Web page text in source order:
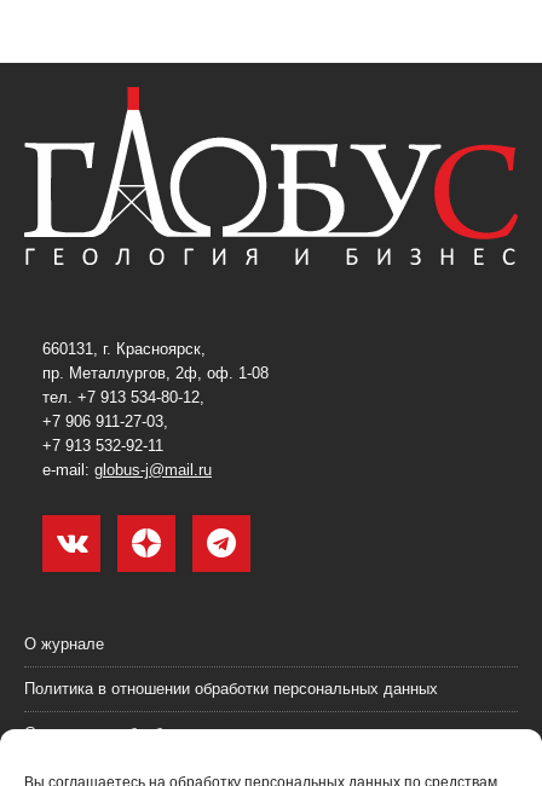
Вы соглашаетесь на обработку персональных данных по средствам
660131, г. Красноярск,
пр. Металлургов, 2ф, оф. 1-08
тел. +7 913 534-80-12,
+7 906 911-27-03,
+7 913 532-92-11
e-mail: globus-j@mail.ru
О журнале
Политика в отношении обработки персональных данных
Согласие на обработку персональных данных
Пользовательское соглашение (оферта)